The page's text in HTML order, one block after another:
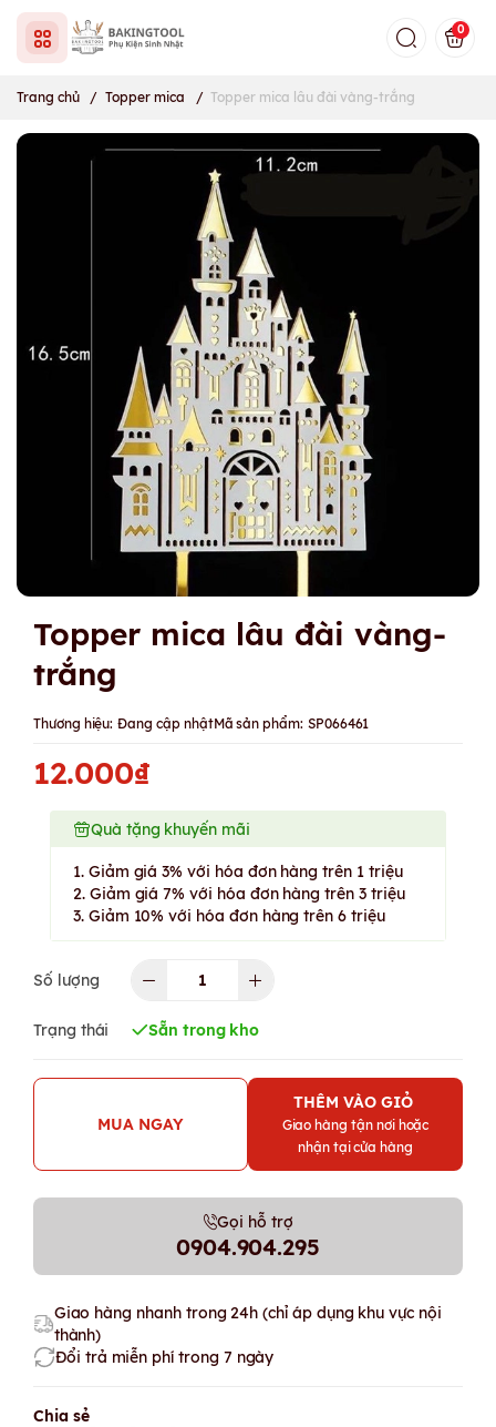
0
Trang chủ / Topper mica / Topper mica lâu đài vàng-trắng
Topper mica lâu đài vàng-
trắng
Thương hiệu: Đang cập nhậtMã sản phẩm: SP066461
12.000₫
Quà tặng khuyến mãi
1. Giảm giá 3% với hóa đơn hàng trên 1 triệu
2. Giảm giá 7% với hóa đơn hàng trên 3 triệu
3. Giảm 10% với hóa đơn hàng trên 6 triệu
Số lượng
Trạng thái Sẵn trong kho
MUA NGAY
THÊM VÀO GIỎ
Giao hàng tận nơi hoặc
nhận tại cửa hàng
Gọi hỗ trợ
0904.904.295
Giao hàng nhanh trong 24h (chỉ áp dụng khu vực nội
thành)
Đổi trả miễn phí trong 7 ngày
Chia sẻ